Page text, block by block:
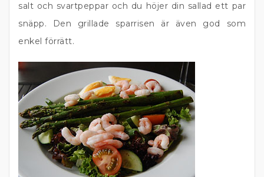
salt och svartpeppar och du höjer din sallad ett par
snäpp. Den grillade sparrisen är även god som
enkel förrätt.